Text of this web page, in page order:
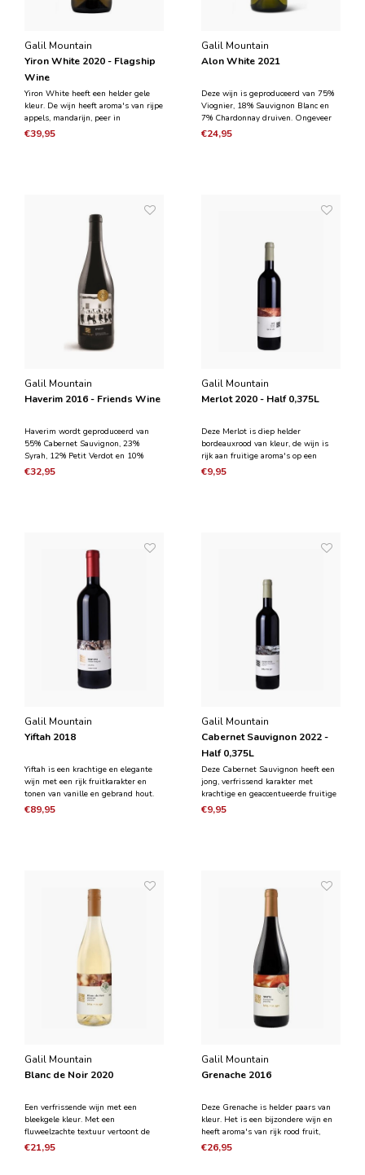
Galil Mountain
Yiron White 2020 - Flagship
Wine
Yiron White heeft een helder gele
kleur. De wijn heeft aroma's van rijpe
appels, mandarijn, peer in
combinatie met een vleugje
eikenhout. In de mond heeft het een
€39,95
Galil Mountain
Alon White 2021
Deze wijn is geproduceerd van 75%
Viognier, 18% Sauvignon Blanc en
7% Chardonnay druiven. Ongeveer
40% van de wijn vergist en rijpt
gedurende drie maanden in Franse
€24,95
Galil Mountain
Haverim 2016 - Friends Wine
Haverim wordt geproduceerd van
55% Cabernet Sauvignon, 23%
Syrah, 12% Petit Verdot en 10%
Merlot druiven geteeld in de
wijngaarden van Upper Galilee. De
€32,95
Galil Mountain
Merlot 2020 - Half 0,375L
Deze Merlot is diep helder
bordeauxrood van kleur, de wijn is
rijk aan fruitige aroma's op een
achtergrond van verse kruiden,
kruidnagel en tabakskarakters.Deze
€9,95
Galil Mountain
Yiftah 2018
Yiftah is een krachtige en elegante
wijn met een rijk fruitkarakter en
tonen van vanille en gebrand hout.
De wijn heeft 18 maanden gerijpt in
€89,95
Galil Mountain
Cabernet Sauvignon 2022 -
Half 0,375L
Deze Cabernet Sauvignon heeft een
jong, verfrissend karakter met
krachtige en geaccentueerde fruitige
aroma's.De wijn onderging ongeveer
€9,95
Galil Mountain
Blanc de Noir 2020
Een verfrissende wijn met een
bleekgele kleur. Met een
fluweelzachte textuur vertoont de
wijn karakters van rozen- en
€21,95
Galil Mountain
Grenache 2016
Deze Grenache is helder paars van
kleur. Het is een bijzondere wijn en
heeft aroma's van rijk rood fruit,
naast tonen van kruiden en aarde.
€26,95